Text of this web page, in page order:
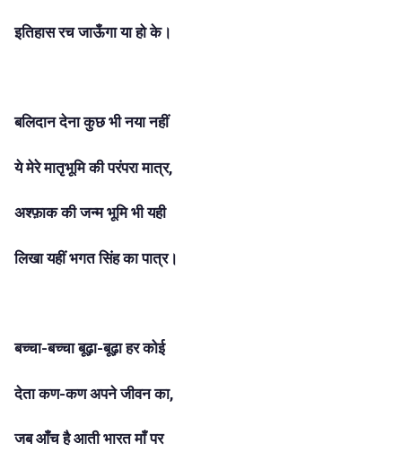
इतिहास रच जाऊँगा या हो के।
बलिदान देना कुछ भी नया नहीं
ये मेरे मातृभूमि की परंपरा मात्र,
अश्फ़ाक की जन्म भूमि भी यही
लिखा यहीं भगत सिंह का पात्र।
बच्चा-बच्चा बूढ़ा-बूढ़ा हर कोई
देता कण-कण अपने जीवन का,
जब आँच है आती भारत माँ पर